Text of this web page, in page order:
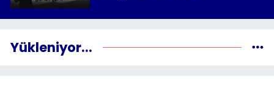
Yükleniyor...